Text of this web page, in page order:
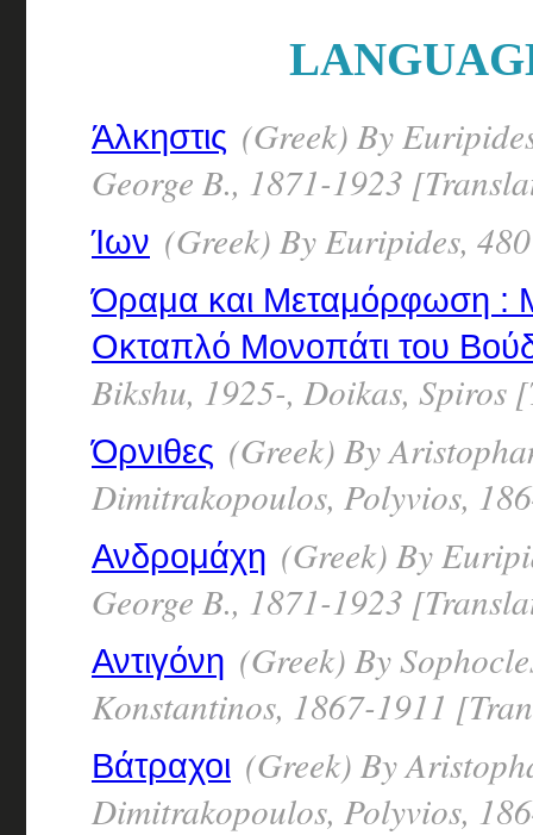
Άλκηστις (Greek) By
George B., 1871-1923
Ίων (Greek) By Euripides,
Όραμα και Μεταμόρφωση :
Οκταπλό Μονοπάτι του
Bikshu, 1925-, Doikas, Spiros
Όρνιθες (Greek) By
Dimitrakopoulos, Polyvios,
Ανδρομάχη (Greek) By
George B., 1871-1923
Αντιγόνη (Greek) By
Konstantinos, 1867-1911
Βάτραχοι (Greek) By
Dimitrakopoulos, Polyvios,